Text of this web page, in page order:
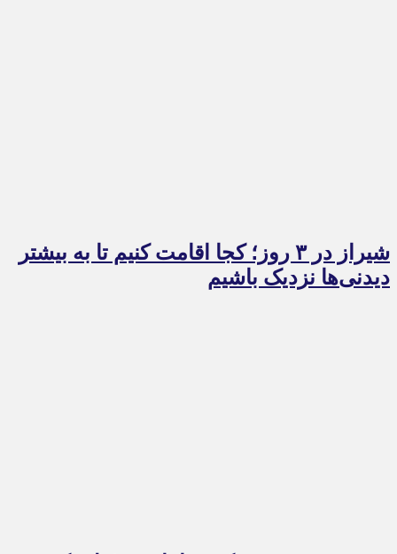
شیراز در ۳ روز؛ کجا اقامت کنیم تا به بیشتر
دیدنی‌ها نزدیک باشیم